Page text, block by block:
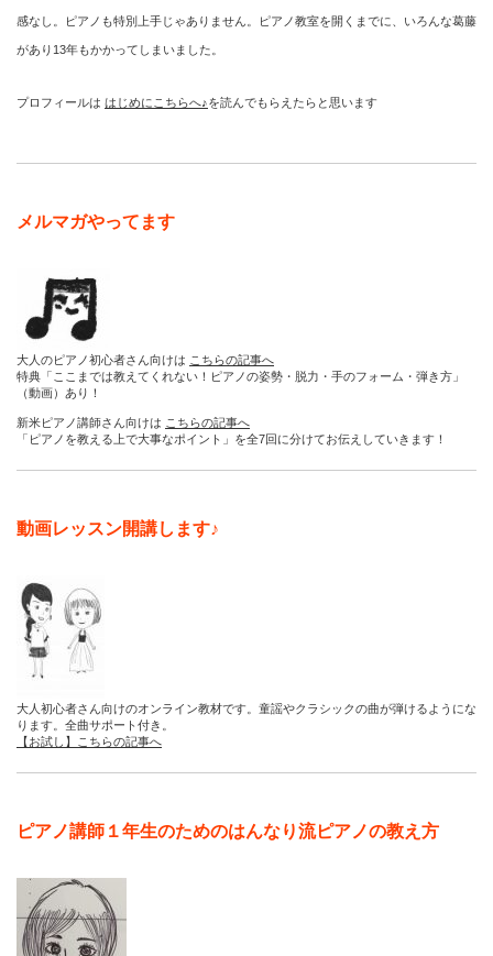
感なし。ピアノも特別上手じゃありません。ピアノ教室を開くまでに、いろんな葛藤
があり13年もかかってしまいました。
プロフィールは はじめにこちらへ♪を読んでもらえたらと思います
メルマガやってます
大人のピアノ初心者さん向けは こちらの記事へ
特典「ここまでは教えてくれない！ピアノの姿勢・脱力・手のフォーム・弾き方」
（動画）あり！
新米ピアノ講師さん向けは こちらの記事へ
「ピアノを教える上で大事なポイント」を全7回に分けてお伝えしていきます！
動画レッスン開講します♪
大人初心者さん向けのオンライン教材です。童謡やクラシックの曲が弾けるようにな
ります。全曲サポート付き。
【お試し】こちらの記事へ
ピアノ講師１年生のためのはんなり流ピアノの教え方